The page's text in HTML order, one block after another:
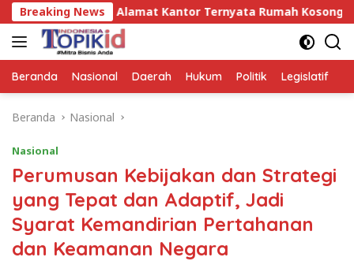
Langsung
ke
konten
Breaking News
Kantor Ternyata Rumah Kosong dan Lahan Kosong,
Beranda Nasional Daerah Hukum Politik Legislatif
Beranda Nasional
Nasional
Perumusan Kebijakan dan Strategi
yang Tepat dan Adaptif, Jadi
Syarat Kemandirian Pertahanan
dan Keamanan Negara